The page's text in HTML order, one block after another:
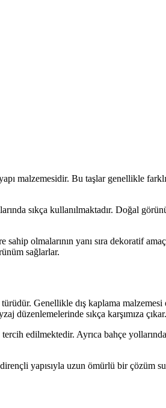
malzemesidir. Bu taşlar genellikle
sıkça kullanılmaktadır. Doğal
olmalarının yanı sıra dekoratif
sağlarlar.
Genellikle dış kaplama
düzenlemelerinde sıkça karşımıza çıkar.
edilmektedir. Ayrıca bahçe
dirençli yapısıyla uzun ömürlü bir